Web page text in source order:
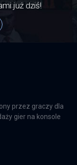
już dziś!
przez graczy dla
gier na konsole